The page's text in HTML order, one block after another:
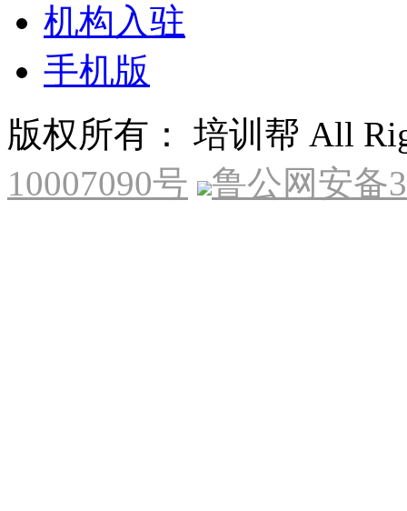
机构入驻
手机版
版权所有： 培训帮 All
10007090号
鲁公网安备